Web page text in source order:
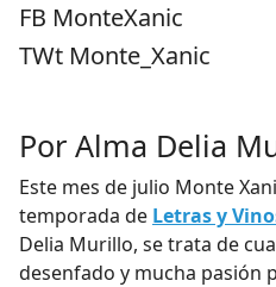
FB MonteXanic
TWt Monte_Xanic
Por Alma Delia
Este mes de julio Monte
temporada de Letras y
Delia Murillo, se trata de
desenfado y mucha pasión